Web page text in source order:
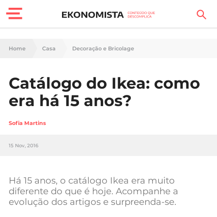
Finanças Pessoais
Carreira
Tecnologia
Negócios
Home Casa Decoração e Bricolage
Catálogo do Ikea: como
era há 15 anos?
Sofia Martins
15 Nov, 2016
Há 15 anos, o catálogo Ikea era muito
diferente do que é hoje. Acompanhe a
evolução dos artigos e surpreenda-se.